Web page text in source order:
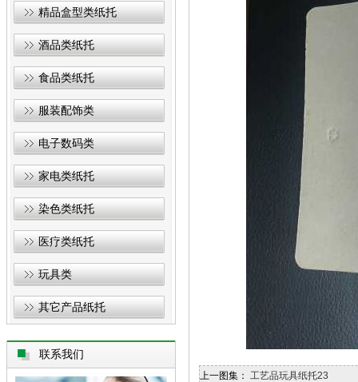
精品盒型类纸托
酒品类纸托
食品类纸托
服装配饰类
电子数码类
家电类纸托
染色类纸托
医疗类纸托
玩具类
其它产品纸托
联系我们
上一图集： 工艺品玩具纸托23